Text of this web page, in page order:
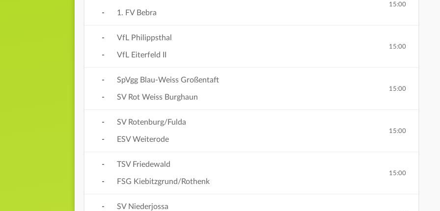
- 1. FV Bebra
15:00
-
-
VfL Philippsthal
VfL Eiterfeld II
15:00
-
-
SpVgg Blau-Weiss Großentaft
SV Rot Weiss Burghaun
15:00
-
-
SV Rotenburg/Fulda
ESV Weiterode
15:00
-
-
TSV Friedewald
FSG Kiebitzgrund/Rothenk
15:00
- SV Niederjossa